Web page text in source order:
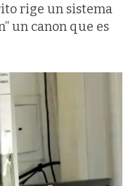
rige un sistema
un canon que es